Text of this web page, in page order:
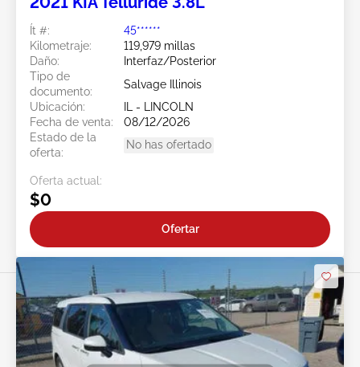
Ít #:
45******
Kilometraje:
119,979 millas
Daño:
Interfaz/Posterior
Tipo de
documento:
Salvage Illinois
Ubicación:
IL - LINCOLN
Fecha de venta:
08/12/2026
Estado de la
oferta:
No has ofertado
Oferta actual:
$0
Ofertar